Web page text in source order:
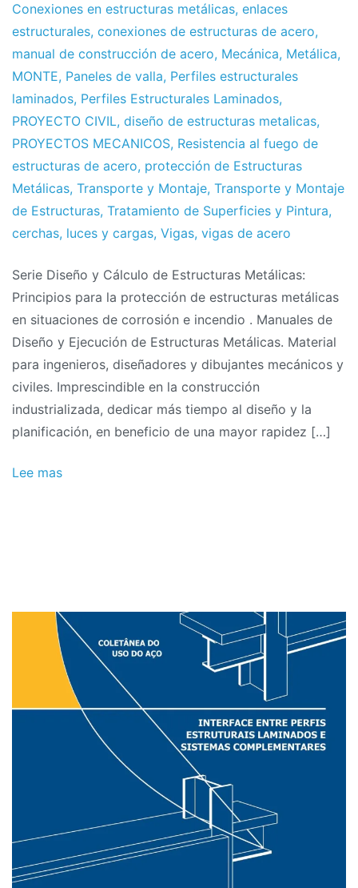
Conexiones en estructuras metálicas, enlaces
estructurales, conexiones de estructuras de acero,
manual de construcción de acero, Mecánica, Metálica,
MONTE, Paneles de valla, Perfiles estructurales
laminados, Perfiles Estructurales Laminados,
PROYECTO CIVIL, diseño de estructuras metalicas,
PROYECTOS MECANICOS, Resistencia al fuego de
estructuras de acero, protección de Estructuras
Metálicas, Transporte y Montaje, Transporte y Montaje
de Estructuras, Tratamiento de Superficies y Pintura,
cerchas, luces y cargas, Vigas, vigas de acero
Serie Diseño y Cálculo de Estructuras Metálicas:
Principios para la protección de estructuras metálicas
en situaciones de corrosión e incendio . Manuales de
Diseño y Ejecución de Estructuras Metálicas. Material
para ingenieros, diseñadores y dibujantes mecánicos y
civiles. Imprescindible en la construcción
industrializada, dedicar más tiempo al diseño y la
planificación, en beneficio de una mayor rapidez […]
Lee mas